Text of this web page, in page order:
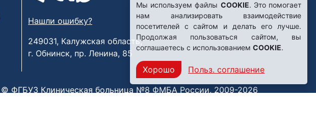
Нашли ошибку?
249031, Калужская область,
г. Обнинск, пр. Ленина, 85
© ФГБУЗ Клиническая больница №8 ФМБА России, 2009-2026
Мы используем файлы COOKIE. Это помогает
нам анализировать взаимодействие
посетителей с сайтом и делать его лучше.
Продолжая пользоваться сайтом, вы
соглашаетесь с использованием COOKIE.
Хорошо Польз. соглашение